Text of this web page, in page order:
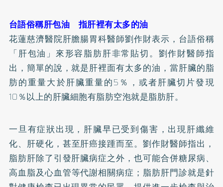
台語俗稱肝包油 指肝裡有太多的油
花蓮慈濟醫院肝膽腸胃科醫師劉作財表示，台語俗稱
「肝包油」來形容脂肪肝非常貼切。劉作財醫師指
出，簡單的說，就是肝裡面有太多的油，當肝臟的脂
肪的重量大於肝臟重量的5％，或者肝臟切片發現
10％以上的肝臟細胞有脂肪空泡就是脂肪肝。
一旦有症狀出現，肝臟早已受到傷害，出現肝纖維
化、 肝硬化 ，甚至肝癌接踵而至。劉作財醫師指出，
脂肪肝除了引發肝臟病症之外，也可能合併糖尿病、
高血脂及心血管等代謝相關病症；脂肪肝門診就是針